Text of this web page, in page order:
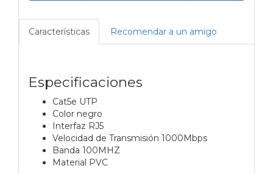
Características Recomendar a un amigo
Especificaciones
Cat5e UTP
Color negro
Interfaz RJ5
Velocidad de Transmisión 1000Mbps
Banda 100MHZ
Material PVC